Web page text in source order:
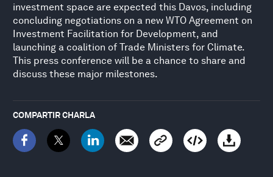
investment space are expected this Davos, including
concluding negotiations on a new WTO Agreement on
Investment Facilitation for Development, and
launching a coalition of Trade Ministers for Climate.
This press conference will be a chance to share and
discuss these major milestones.
COMPARTIR CHARLA